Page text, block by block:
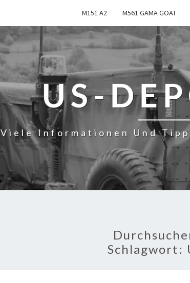
M151 A2 M561 GAMA GOAT
US-
Viele Informationen Und
Schlagwort: